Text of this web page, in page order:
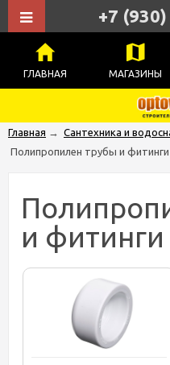
ГЛАВНАЯ МАГАЗИНЫ
+7
Главная → Сантехника и
Полипропилен трубы и фитинги
и фитинги